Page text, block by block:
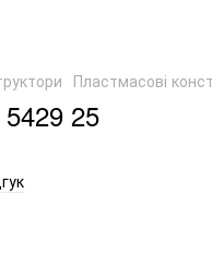
Пластмасові
25